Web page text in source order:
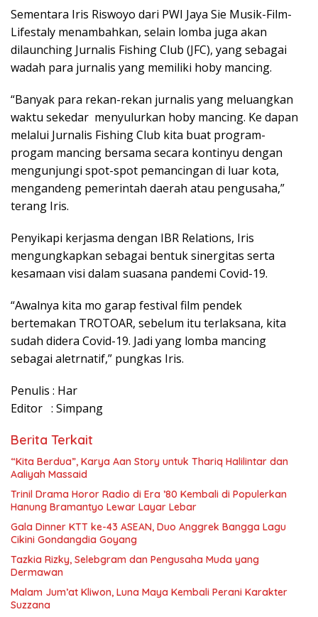
Sementara Iris Riswoyo dari PWI Jaya Sie Musik-Film-
Lifestaly menambahkan, selain lomba juga akan
dilaunching Jurnalis Fishing Club (JFC), yang sebagai
wadah para jurnalis yang memiliki hoby mancing.
“Banyak para rekan-rekan jurnalis yang meluangkan
waktu sekedar menyulurkan hoby mancing. Ke dapan
melalui Jurnalis Fishing Club kita buat program-
progam mancing bersama secara kontinyu dengan
mengunjungi spot-spot pemancingan di luar kota,
mengandeng pemerintah daerah atau pengusaha,”
terang Iris.
Penyikapi kerjasma dengan IBR Relations, Iris
mengungkapkan sebagai bentuk sinergitas serta
kesamaan visi dalam suasana pandemi Covid-19.
“Awalnya kita mo garap festival film pendek
bertemakan TROTOAR, sebelum itu terlaksana, kita
sudah didera Covid-19. Jadi yang lomba mancing
sebagai aletrnatif,” pungkas Iris.
Penulis : Har
Editor : Simpang
Berita Terkait
“Kita Berdua”, Karya Aan Story untuk Thariq Halilintar dan
Aaliyah Massaid
­Trinil Drama Horor Radio di Era ’80 Kembali di Populerkan
Hanung Bramantyo Lewar Layar Lebar
Gala Dinner KTT ke-43 ASEAN, Duo Anggrek Bangga Lagu
Cikini Gondangdia Goyang
Tazkia Rizky, Selebgram dan Pengusaha Muda yang
Dermawan
Malam Jum’at Kliwon, Luna Maya Kembali Perani Karakter
Suzzana